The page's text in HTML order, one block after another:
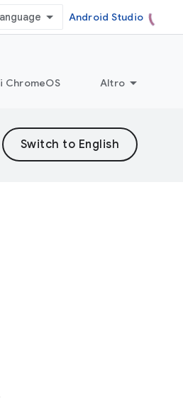
Android Studio
ChromeOS Altro